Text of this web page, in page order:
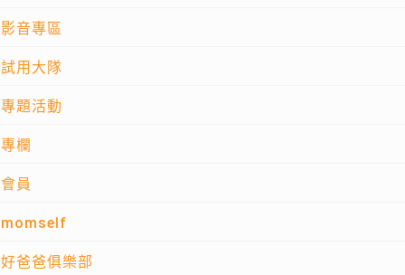
影音專區
試用大隊
專題活動
專欄
會員
momself
好爸爸俱樂部